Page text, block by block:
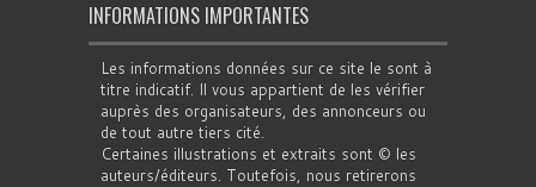
INFORMATIONS IMPORTANTES
Les informations données sur ce site le sont à
titre indicatif. Il vous appartient de les vérifier
auprès des organisateurs, des annonceurs ou
de tout autre tiers cité.
Certaines illustrations et extraits sont © les
auteurs/éditeurs. Toutefois, nous retirerons